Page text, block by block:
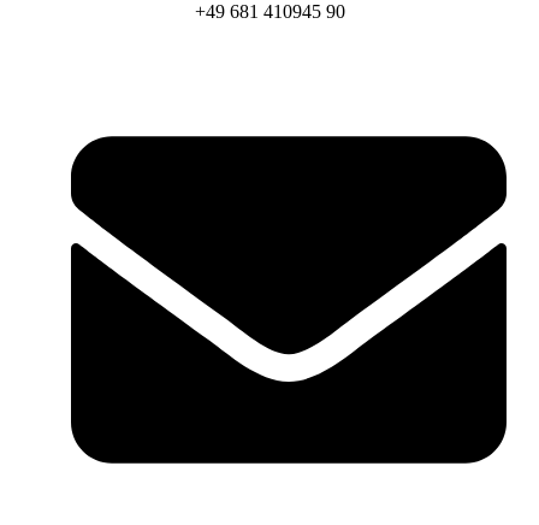
+49 681 410945 90